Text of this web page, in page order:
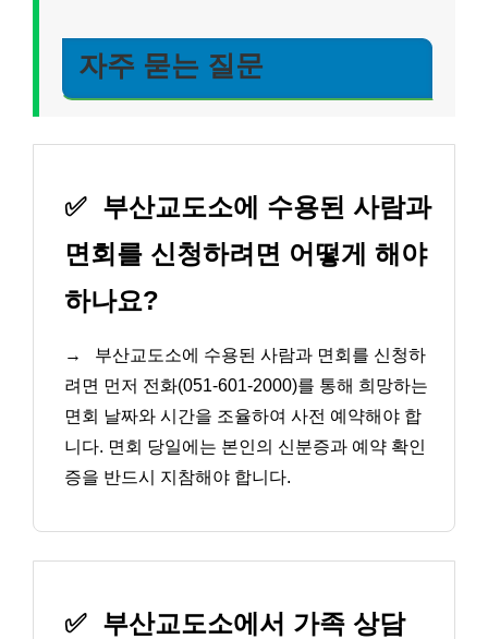
자주 묻는 질문
✅ 부산교도소에 수용된 사람과
면회를 신청하려면 어떻게 해야
하나요?
→
부산교도소에 수용된 사람과 면회를 신청하
려면 먼저 전화(051-601-2000)를 통해 희망하는
면회 날짜와 시간을 조율하여 사전 예약해야 합
니다. 면회 당일에는 본인의 신분증과 예약 확인
증을 반드시 지참해야 합니다.
✅ 부산교도소에서 가족 상담